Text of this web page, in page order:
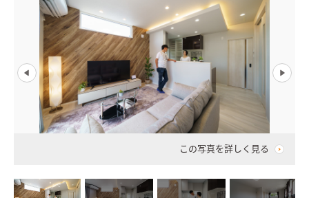
この写真を詳しく見る